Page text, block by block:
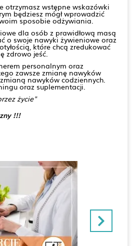
otrzymasz wstępne wskazówki
będziesz mógł wprowadzić
sposobie odżywiania.
dla osób z prawidłową masą
o swoje nawyki żywieniowe oraz
które chcą zredukować
zdrowo jeść.
personalnym oraz
zawsze zmianę nawyków
nawyków codziennych.
oraz suplementacji.
życie"
!!!